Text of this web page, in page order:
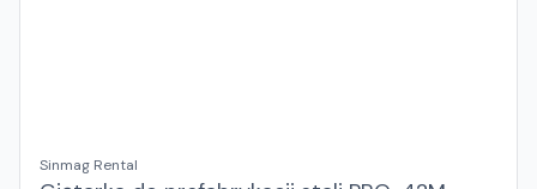
Sinmag Rental